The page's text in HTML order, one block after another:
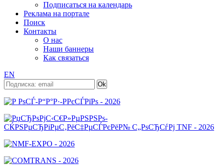
Подписаться на календарь
Реклама на портале
Поиск
Контакты
О нас
Наши баннеры
Как связаться
EN